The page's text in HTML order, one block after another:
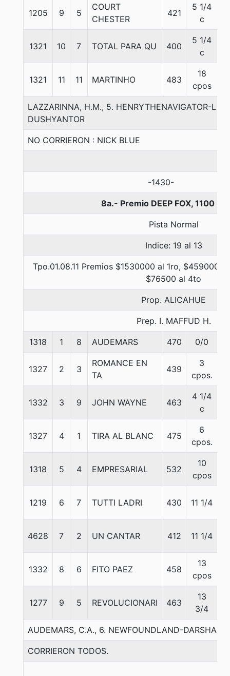
1205 9 5
COURT
CHESTER
421
5 1/4
c
1321 10 7 TOTAL PARA QU 400
5 1/4
c
1321 11 11 MARTINHO 483
18
cpos
LAZZARINNA, H.M., 5. HENRYTHENAVIGATOR-LA
DUSHYANTOR
NO CORRIERON : NICK BLUE
-1430-
8a.- Premio DEEP FOX, 1100
Pista Normal
Indice: 19 al 13
Tpo.01.08.11 Premios $1530000 al 1ro, $459000
$76500 al 4to
Prop. ALICAHUE
Prep. I. MAFFUD H.
1318 1 8 AUDEMARS 470 0/0
1327 2 3
ROMANCE EN
TA
439
3
cpos.
1332 3 9 JOHN WAYNE 463
4 1/4
c
1327 4 1 TIRA AL BLANC 475
6
cpos.
1318 5 4 EMPRESARIAL 532
10
cpos
1219 6 7 TUTTI LADRI 430 11 1/4
4628 7 2 UN CANTAR 412 11 1/4
1332 8 6 FITO PAEZ 458
13
cpos
1277 9 5 REVOLUCIONARI 463
13
3/4
AUDEMARS, C.A., 6. NEWFOUNDLAND-
CORRIERON TODOS.